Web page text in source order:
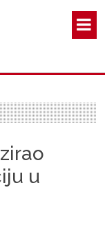
u